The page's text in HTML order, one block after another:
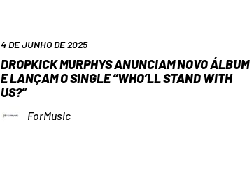
4 DE JUNHO DE 2025
DROPKICK MURPHYS ANUNCIAM NOVO ÁLBUM
E LANÇAM O SINGLE “WHO’LL STAND WITH
US?”
ForMusic